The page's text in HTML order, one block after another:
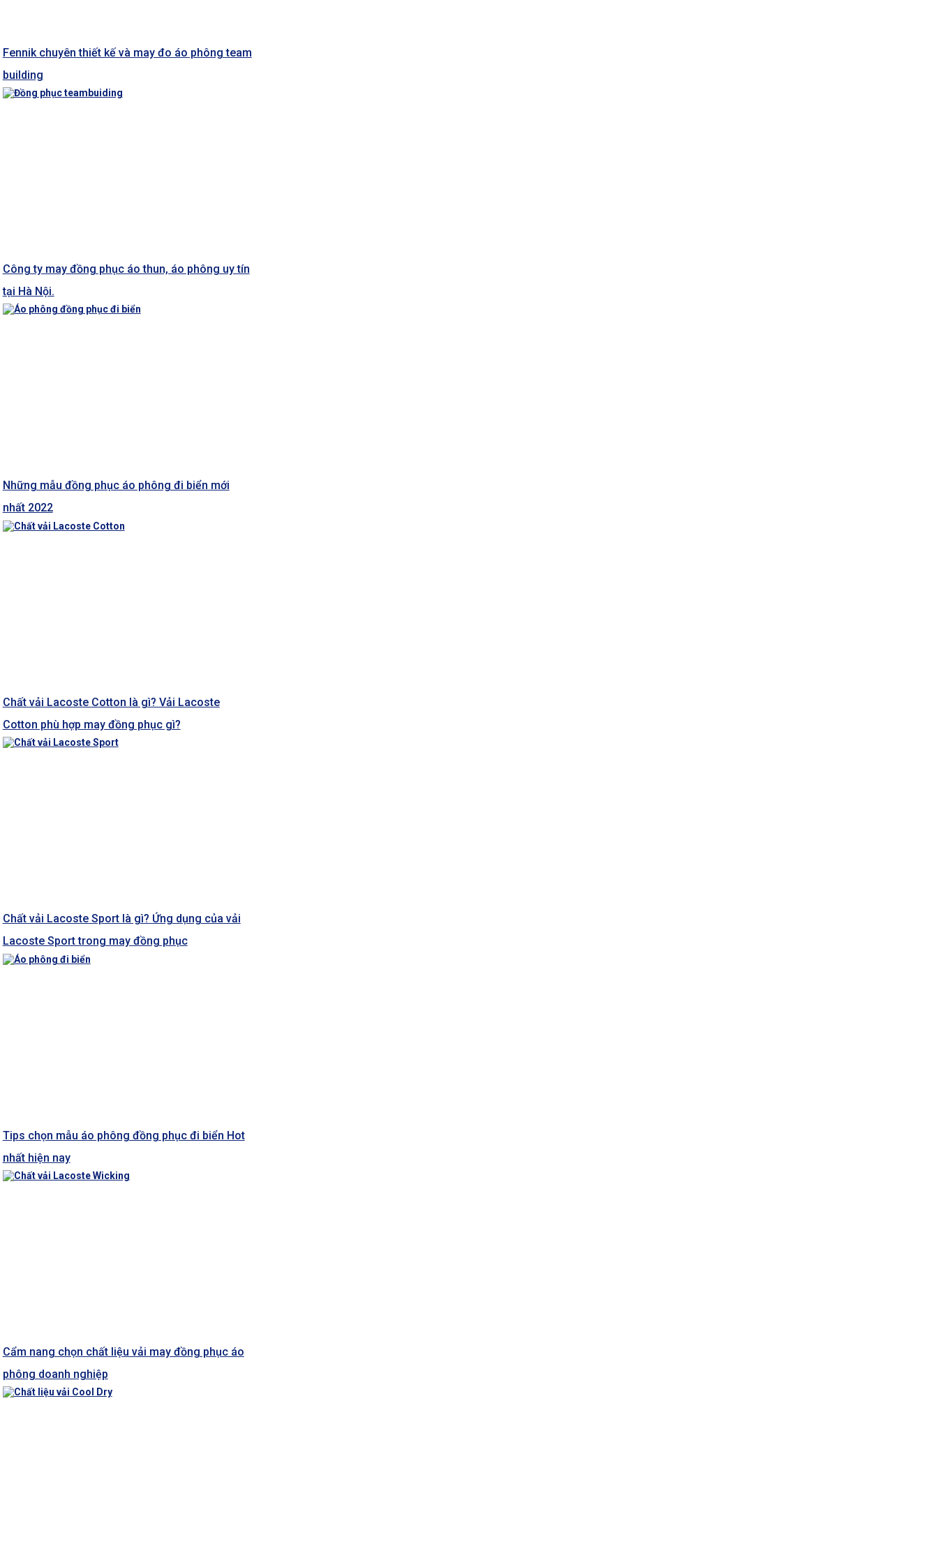
Fennik chuyên thiết kế và may đo áo phông team
building
Công ty may đồng phục áo thun, áo phông uy tín
tại Hà Nội.
Những mẫu đồng phục áo phông đi biển mới
nhất 2022
Chất vải Lacoste Cotton là gì? Vải Lacoste
Cotton phù hợp may đồng phục gì?
Chất vải Lacoste Sport là gì? Ứng dụng của vải
Lacoste Sport trong may đồng phục
Tips chọn mẫu áo phông đồng phục đi biển Hot
nhất hiện nay
Cẩm nang chọn chất liệu vải may đồng phục áo
phông doanh nghiệp